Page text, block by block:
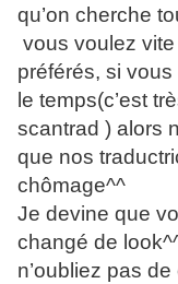
qu’on cherche
vous voulez
préférés, si
le temps(c’est
scantrad ) alors
que nos
chômage^^
Je devine que
changé de
n’oubliez pas